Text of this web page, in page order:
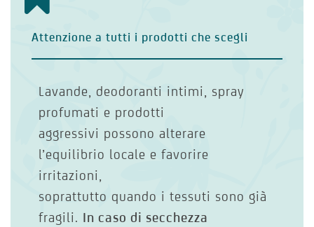
Attenzione a tutti i prodotti che scegli
Lavande, deodoranti intimi, spray
profumati e prodotti
aggressivi possono alterare
l’equilibrio locale e favorire
irritazioni,
soprattutto quando i tessuti sono già
fragili. In caso di secchezza